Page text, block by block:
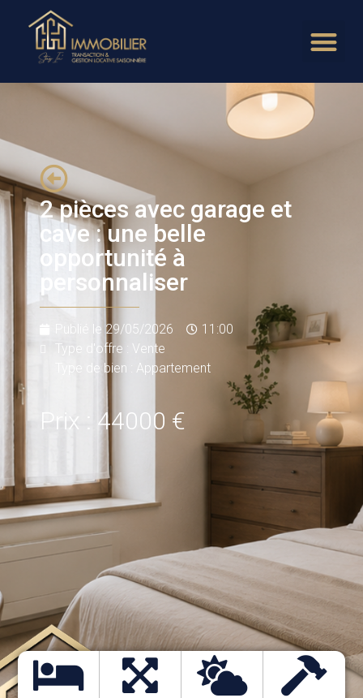
2 pièces avec garage et
cave : une belle
opportunité à
personnaliser
Publié le 29/05/2026
11:00
Type d'offre : Vente
Type de bien : Appartement
Prix : 44000 €